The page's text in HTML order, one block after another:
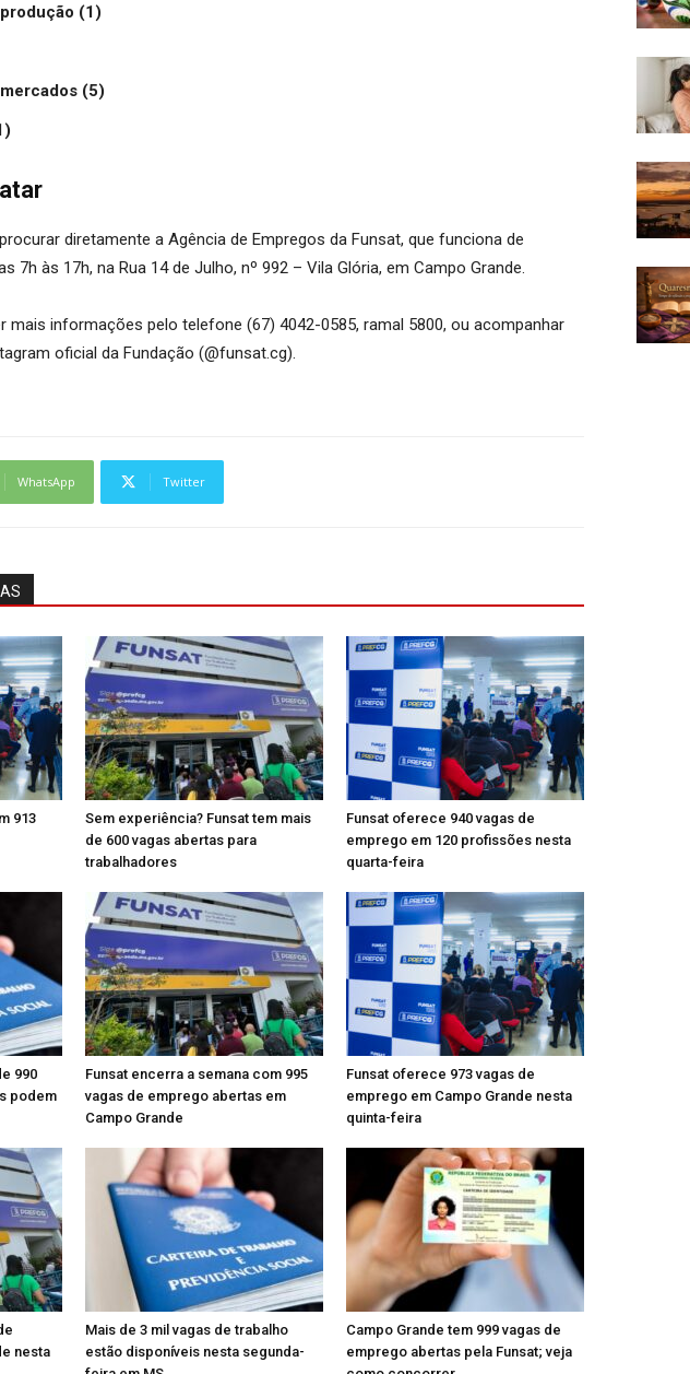
(1)
(5)
diretamente a Agência de Empregos da Funsat, que funciona de
7h às 17h, na Rua 14 de Julho, nº 992 – Vila Glória, em Campo Grande.
mais informações pelo telefone (67) 4042-0585, ramal 5800, ou acompanhar
oficial da Fundação (@funsat.cg).
WhatsApp Twitter
913
Sem experiência? Funsat tem mais
de 600 vagas abertas para
trabalhadores
Funsat oferece 940 vagas de
emprego em 120 profissões nesta
quarta-feira
990
podem
Funsat encerra a semana com 995
vagas de emprego abertas em
Campo Grande
Funsat oferece 973 vagas de
emprego em Campo Grande nesta
quinta-feira
nesta
Mais de 3 mil vagas de trabalho
estão disponíveis nesta segunda-
Campo Grande tem 999 vagas de
emprego abertas pela Funsat; veja